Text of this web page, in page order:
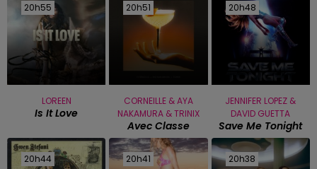
20h55
20h55
LOREEN
Is It Love
20h51
20h51
CORNEILLE & AYA
NAKAMURA & TRINIX
Avec Classe
20h48
20h48
JENNIFER LOPEZ &
DAVID GUETTA
Save Me Tonight
20h44
20h44 20h41
20h41 20h38
20h38